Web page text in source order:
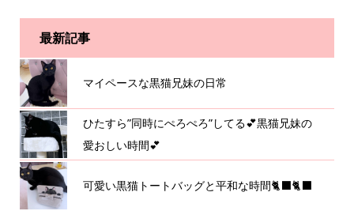
最新記事
マイペースな黒猫兄妹の日常
ひたすら”同時にぺろぺろ”してる💕黒猫兄妹の
愛おしい時間💕
可愛い黒猫トートバッグと平和な時間🐈‍⬛🐈‍⬛